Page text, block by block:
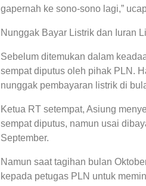
gapernah ke sono-sono lagi,”
Nunggak Bayar Listrik dan Iuran
Sebelum ditemukan dalam
sempat diputus oleh pihak PLN.
nunggak pembayaran listrik di
Ketua RT setempat, Asiung
sempat diputus, namun usai
September.
Namun saat tagihan bulan
kepada petugas PLN untuk